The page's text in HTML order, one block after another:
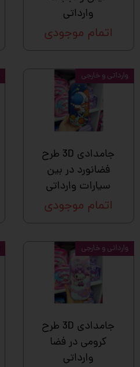
وارداتی
اتمام موجودی
جامدادی 3D طرح
فضانورد در بین
سیارات وارداتی
اتمام موجودی
وارداتی و خارجی
جامدادی 3D طرح
کرومی در فضا
وارداتی
وارداتی و خارجی